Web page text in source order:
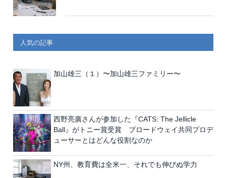
人気の記事
加山雄三（１）〜加山雄三ファミリー〜
西野亮廣さんが参加した『CATS: The Jellicle
Ball』がトニー賞受賞 ブロードウェイ共同プロデ
ューサーとはどんな役割なのか
NY州、教育費は全米一、それでも伸びぬ学力